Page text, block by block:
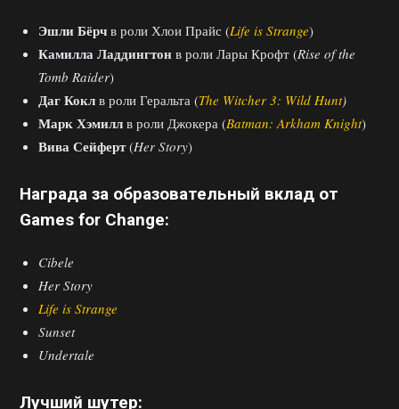
Эшли Бёрч в роли Хлои Прайс (Life is Strange)
Камилла Ладдингтон в роли Лары Крофт (Rise of the
Tomb Raider)
Даг Кокл в роли Геральта (The Witcher 3: Wild Hunt)
Марк Хэмилл в роли Джокера (Batman: Arkham Knight)
Вива Сейферт(Her Story)
Награда за образовательный вклад от
Games for Change:
Cibele
Her Story
Life is Strange
Sunset
Undertale
Лучший шутер: